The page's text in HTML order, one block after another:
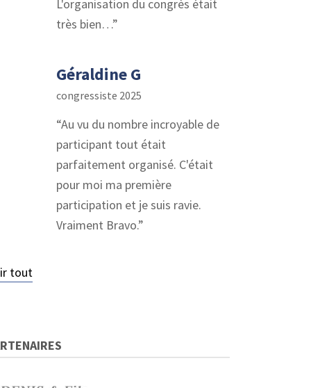
L'organisation du congrès était
très bien…
Géraldine G
congressiste 2025
Au vu du nombre incroyable de
participant tout était
parfaitement organisé. C'était
pour moi ma première
participation et je suis ravie.
Vraiment Bravo.
tout